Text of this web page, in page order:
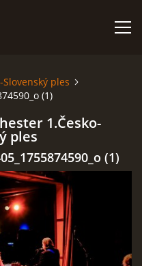
ples
(1)
1.Česko-
ples
(1)